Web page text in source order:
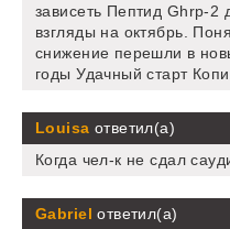
зависеть Пептид Ghrp-
взгляды на октябрь.
снижение перешли в
годы Удачный старт
Louisa ответил(а)
Когда чел-к не сдал
Gabriel ответил(а)